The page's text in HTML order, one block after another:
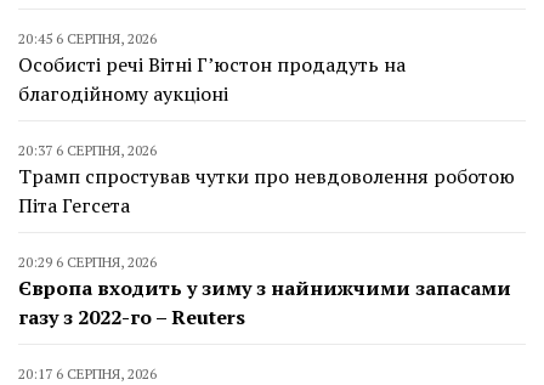
20:45 6 СЕРПНЯ, 2026
Особисті речі Вітні Г’юстон продадуть на
благодійному аукціоні
20:37 6 СЕРПНЯ, 2026
Трамп спростував чутки про невдоволення роботою
Піта Гегсета
20:29 6 СЕРПНЯ, 2026
Європа входить у зиму з найнижчими запасами
газу з 2022-го – Reuters
20:17 6 СЕРПНЯ, 2026